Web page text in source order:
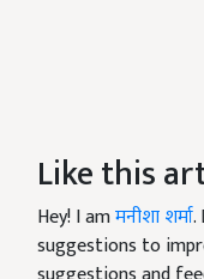
Like this
Hey! I amमनीशा शर्मा.
suggestions to